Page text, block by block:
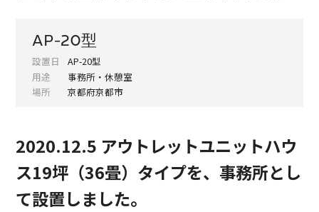
AP-20型
設置日
AP-20型
用途
事務所・休憩室
場所
京都府京都市
2020.12.5 アウトレットユニットハウ
ス19坪（36畳）タイプを、事務所とし
て設置しました。